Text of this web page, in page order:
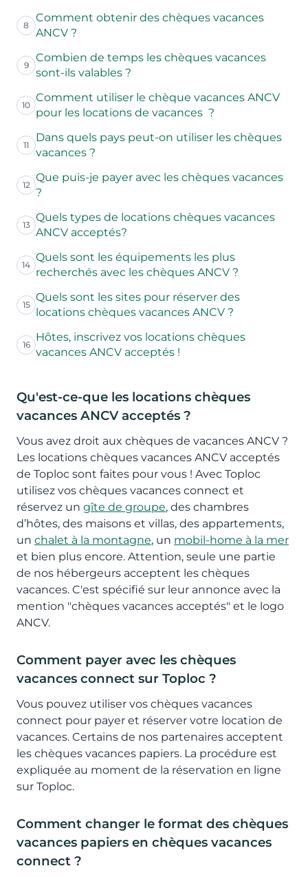
8
Comment obtenir des chèques vacances
ANCV ?
9
Combien de temps les chèques vacances
sont-ils valables ?
10
Comment utiliser le chèque vacances ANCV
pour les locations de vacances ?
11
Dans quels pays peut-on utiliser les chèques
vacances ?
12
Que puis-je payer avec les chèques vacances
?
13
Quels types de locations chèques vacances
ANCV acceptés?
14
Quels sont les équipements les plus
recherchés avec les chèques ANCV ?
15
Quels sont les sites pour réserver des
locations chèques vacances ANCV ?
16
Hôtes, inscrivez vos locations chèques
vacances ANCV acceptés !
Qu'est-ce-que les locations chèques
vacances ANCV acceptés ?
Vous avez droit aux chèques de vacances ANCV ?
Les locations chèques vacances ANCV acceptés
de Toploc sont faites pour vous ! Avec Toploc
utilisez vos chèques vacances connect et
réservez un gîte de groupe, des chambres
d’hôtes, des maisons et villas, des appartements,
un chalet à la montagne, un mobil-home à la mer
et bien plus encore. Attention, seule une partie
de nos hébergeurs acceptent les chèques
vacances. C'est spécifié sur leur annonce avec la
mention "chèques vacances acceptés" et le logo
ANCV.
Comment payer avec les chèques
vacances connect sur Toploc ?
Vous pouvez utiliser vos chèques vacances
connect pour payer et réserver votre location de
vacances. Certains de nos partenaires acceptent
les chèques vacances papiers. La procédure est
expliquée au moment de la réservation en ligne
sur Toploc.
Comment changer le format des chèques
vacances papiers en chèques vacances
connect ?